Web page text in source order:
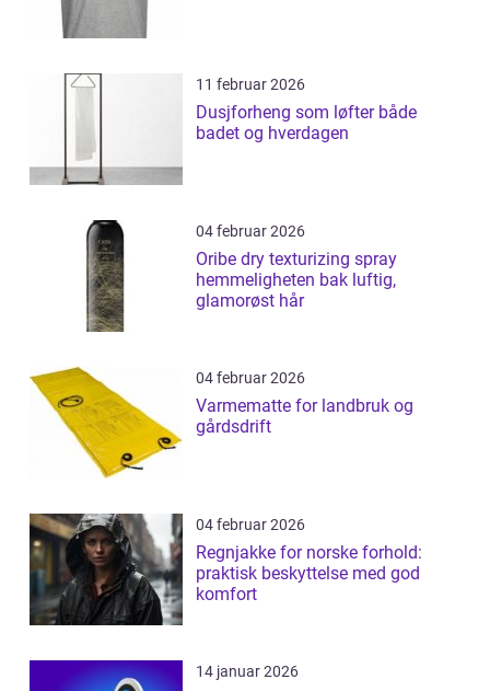
11 februar 2026
Dusjforheng som løfter både
badet og hverdagen
04 februar 2026
Oribe dry texturizing spray
hemmeligheten bak luftig,
glamorøst hår
04 februar 2026
Varmematte for landbruk og
gårdsdrift
04 februar 2026
Regnjakke for norske forhold:
praktisk beskyttelse med god
komfort
14 januar 2026